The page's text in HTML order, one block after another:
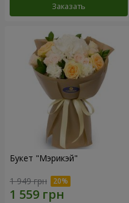
Заказать
Букет "Мэрикэй"
1 949 грн